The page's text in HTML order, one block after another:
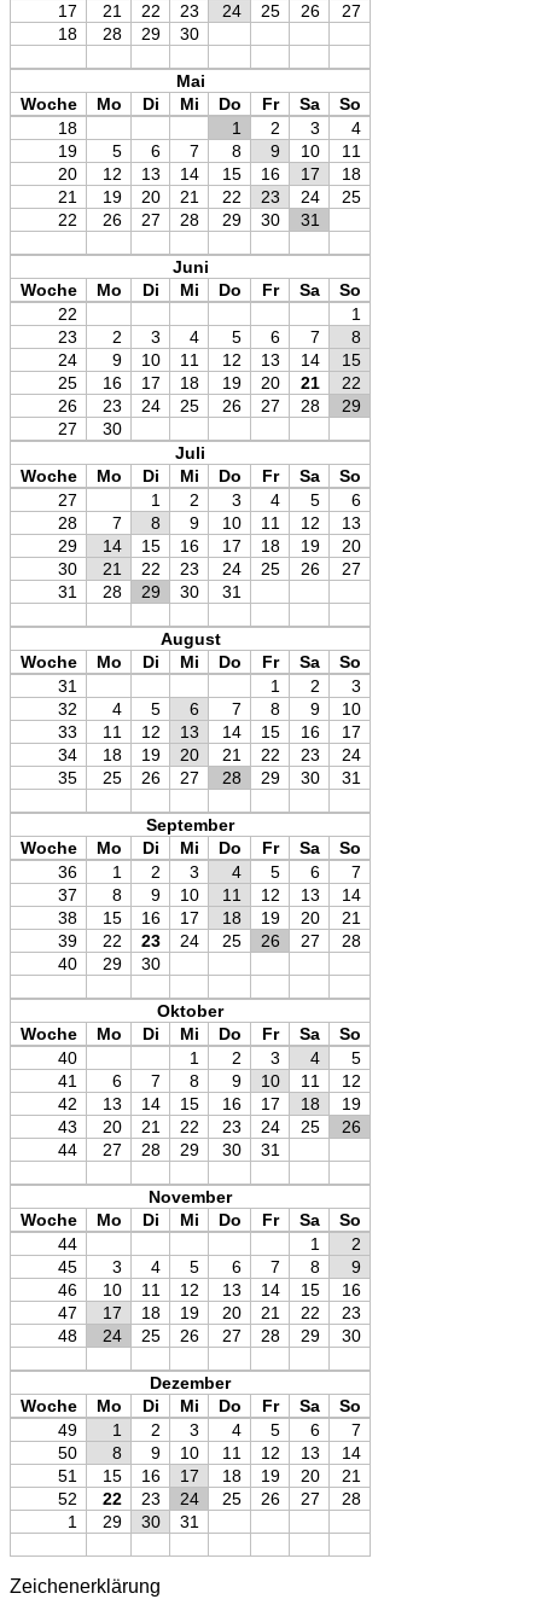
17
21 22 23 24 25 26
27
18
28 29 30
Mai
Woche
Mo Di Mi Do Fr Sa
So
18
1 2 3
4
19
5 6 7 8 9 10
11
20
12 13 14 15 16 17
18
21
19 20 21 22 23 24
25
22
26 27 28 29 30 31
Juni
Woche
Mo Di Mi Do Fr Sa
So
22
1
23
2 3 4 5 6 7
8
24
9 10 11 12 13 14
15
25
16 17 18 19 20 21
22
26
23 24 25 26 27 28
29
27
30
Juli
Woche
Mo Di Mi Do Fr Sa
So
27
1 2 3 4 5
6
28
7 8 9 10 11 12
13
29
14 15 16 17 18 19
20
30
21 22 23 24 25 26
27
31
28 29 30 31
August
Woche
Mo Di Mi Do Fr Sa
So
31
1 2
3
32
4 5 6 7 8 9
10
33
11 12 13 14 15 16
17
34
18 19 20 21 22 23
24
35
25 26 27 28 29 30 31
September
Woche
Mo Di Mi Do Fr Sa
So
36
1 2 3 4 5 6
7
37
8 9 10 11 12 13
14
38
15 16 17 18 19 20
21
39
22 23 24 25 26 27
28
40
29 30
Oktober
Woche
Mo Di Mi Do Fr Sa
So
40
1 2 3 4
5
41
6 7 8 9 10 11
12
42
13 14 15 16 17 18
19
43
20 21 22 23 24 25
26
44
27 28 29 30 31
November
Woche
Mo Di Mi Do Fr Sa
So
44
1
2
45
3 4 5 6 7 8
9
46
10 11 12 13 14 15
16
47
17 18 19 20 21 22
23
48
24 25 26 27 28 29 30
Dezember
Woche
Mo Di Mi Do Fr Sa
So
49
1 2 3 4 5 6
7
50
8 9 10 11 12 13
14
51
15 16 17 18 19 20
21
52
22 23 24 25 26 27
28
1
29 30 31
Zeichenerklärung